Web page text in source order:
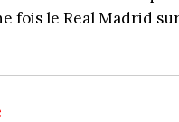
fois le Real Madrid